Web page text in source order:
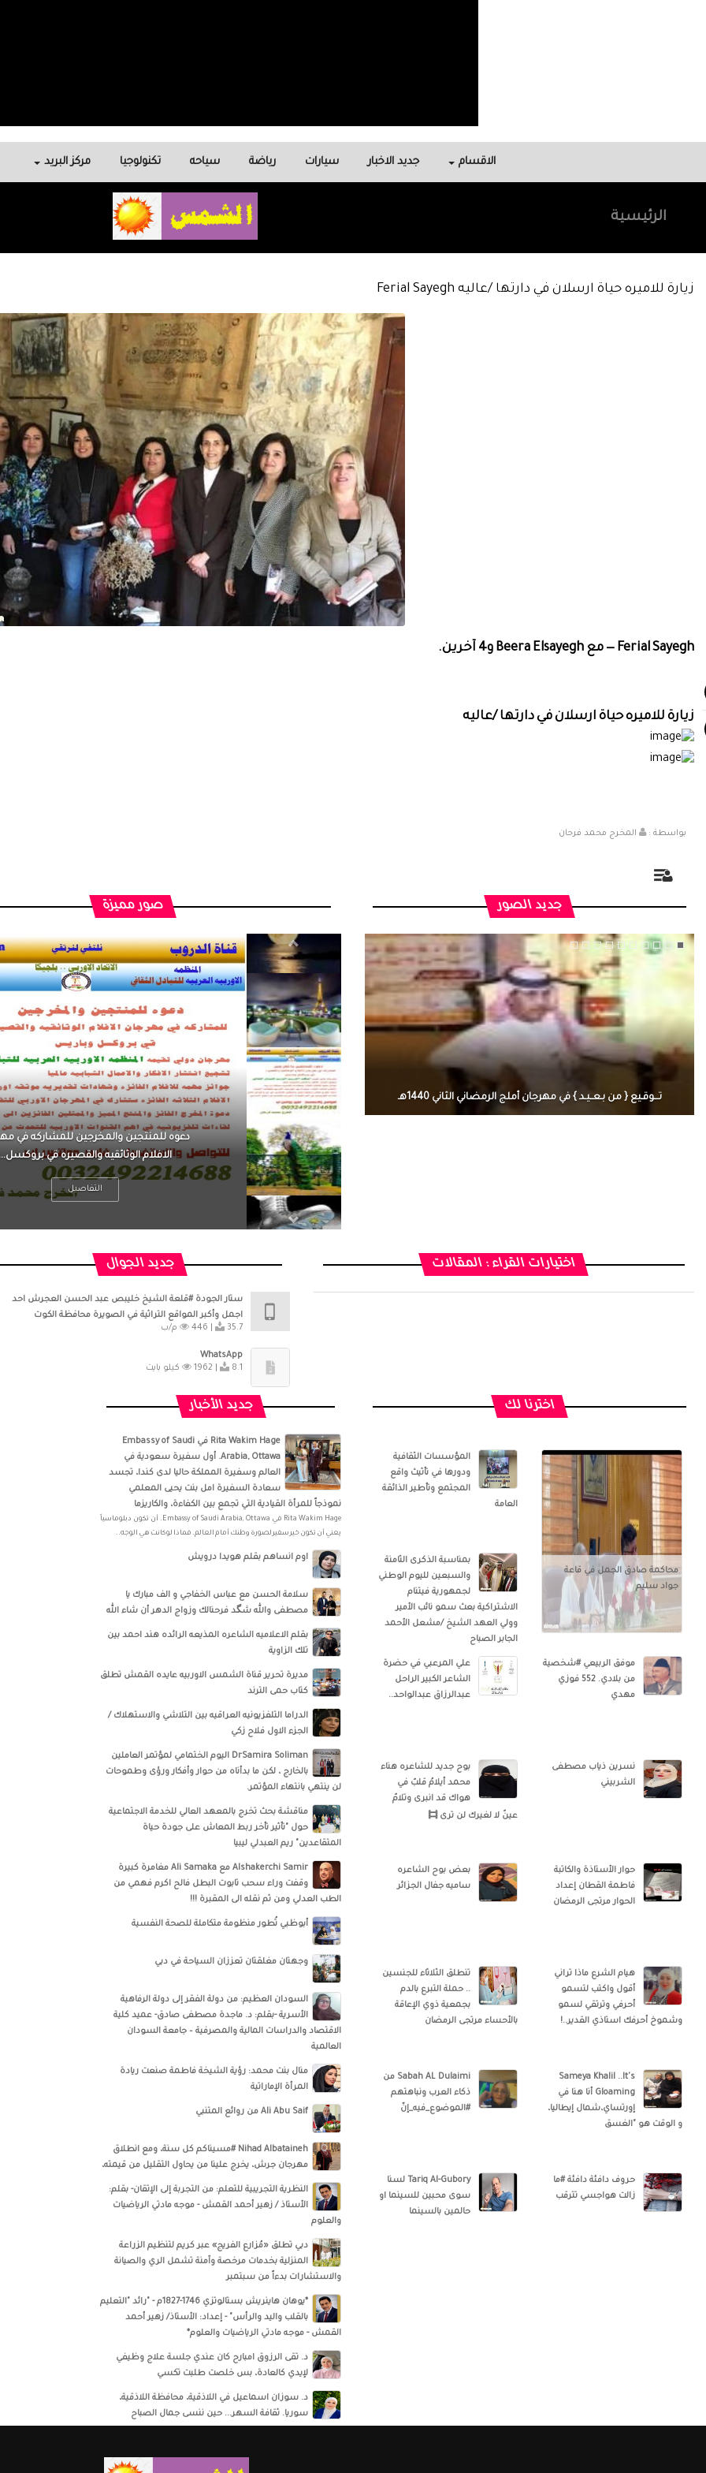
الاقسام جديد الاخبار سيارات رياضة سياحه تكنولوجيا مركز البريد
الرئيسية
زيارة للاميره حياة ارسلان في دارتها /عاليه Ferial Sayegh‎‏
زيارة للاميره حياة ارسلان في دارتها /عاليه
بواسطة : المخرج محمد فرحان
جديد الصور
تـــوقـيع { من بـعــيـد } في مهرجان أملج الرمضاني الثاني 1440هـ
صور مميزة
دعوه للمنتجين والمخرجين للمشاركه في
الافلام الوثائقيه والقصيره قي
التفاصيل
الرجل العظيم يكون مطمئناً ، يتحرر من القلق ،
بينما الرجل ضيق الأفق فعادة ما يكون متوتراً
اختيارات القراء : المقالات جديد الجوال
ستار الجودة #قلعة الشيخ خليبص عبد الحسن العجرش احد
اجمل وأكبر المواقع التراثية في الصويرة محافظة الكوت
446 |
35.7 م/ب
WhatsApp
1962 |
8.1 كيلو بايت
اخترنا لك
محاكمة صادق الجمل في قاعة
جواد سليم
المؤسسات الثقافية
ودورها في تأثيث واقع
المجتمع وتأطير الذائقة
العامة
بمناسبة الذكرى الثامنة
والسبعين لليوم الوطني
لجمهورية فيتنام
الاشتراكية بعث سمو نائب الأمير
وولي العهد الشيخ /مشعل الأحمد
الجابر الصباح
موفق الربيعي #شخصية
من بلادي. 552 فوزي
مهدي
علي المرعبي في حضرة
الشاعر الكبير الراحل
عبدالرزاق عبدالواحد..
نسرين ذياب مصطفى
الشربيني
بوح جديد للشاعره هناء
محمد أيلامُ قلبٌ في
هواك قد انبرى وتلامٌ
عينٌ لا لغيرك لن ترى
حوار الأستاذة والكاتبة
فاطمة القطان إعداد
الحوار مرتجى الرمضان
بعض بوح الشاعره
ساميه جفال الجزائر
هيام الشرع ماذا تراني
أقول واكتب لتسمو
أحرفي وترتقي لسمو
وشموخ أحرفك استاذي القدير..!
تنطلق الثلاثاء للجنسين
.. حملة التبرع بالدم
بجمعية ذوي الإعاقة
بالأحساء مرتجى الرمضان
Sameya Khalil ..It's
Gloaming أنا هنا في
إورتساي،شمال إيطاليا،
و الوقت هو "الغسق
Sabah AL Dulaimi من
ذكاء العرب ونباهتهم
#الموضوع_فيه_إنّ
حروف دافئة دافئة #ما
زالت هواجسي تترقب
Tariq Al-Gubory‎‏ لسنا
سوى محبين للسينما او
حالمين بالسينما
جديد الأخبار
‏‎Rita Wakim Hage‎‏ في ‏‎Embassy of Saudi
Arabia, Ottawa‎‏. أول سفيرة سعودية في
العالم وسفيرة المملكة حاليا لدى كندا، تجسد
سعادة السفيرة امل بنت يحيى المعلمي
نموذجاً للمرأة القيادية التي تجمع بين الكفاءة، والكاريزما
‏‎Rita Wakim Hage‎‏ في ‏‎Embassy of Saudi Arabia, Ottawa‎‏. أن تكون دبلوماسياً
يعني أن تكون خير سفير لصورة وطنك أمام العالم. فماذا لو كانت هي الوجه..
اوم انساهم بقلم هويدا درويش
سلامة الحسن‏ مع ‏عباس الخفاجي‏ و‏ الف مبارك يا
مصطفى والله شگد فرحنالك وزواج الدهر أن شاء الله
بقلم الاعلاميه الشاعره المذيعه الرائده هند احمد بين
تلك الزاوية
مديرة تحرير قناة الشمس الاوربيه عايده القمش تطلق
كتاب حمى الترند
الدراما التلفزيونيه العراقيه بين التلاشي والاستهلاك /
الجزء الاول فلاح زكي
DrSamira Soliman اليوم الختمامي لمؤتمر العاملين
بالخارج ، لكن ما بدأناه من حوار وأفكار ورؤى وطموحات
لن ينتهي بانتهاء المؤتمر.
مناقشة بحث تخرج بالمعهد العالي للخدمة الاجتماعية
حول "تأثير تأخر ربط المعاش على جودة حياة
المتقاعدين" ريم العبدلي ليبيا
‏‎Alshakerchi Samir‎‏ مع ‏‎Ali Samaka‎‏ مغامرة كبيرة
وقفت وراء سحب تابوت البطل فالح اكرم فهمي من
الطب العدلي ومن ثم نقله الى المقبرة !!!
أبوظبي تُطور منظومة متكاملة للصحة النفسية
وجهتان مغلقتان تعززان السياحة في دبي
السودان العظيم: من دولة الفقر إلى دولة الرفاهية
الأسرية -بقلم: د. ماجدة مصطفى صادق- عميد كلية
الاقتصاد والدراسات المالية والمصرفية – جامعة السودان
العالمية
منال بنت محمد: رؤية الشيخة فاطمة صنعت ريادة
المرأة الإماراتية
Ali Abu Saif من روائع المتنبي
Nihad Albataineh #مسيناكم كل سنة، ومع انطلاق
مهرجان جرش، يخرج علينا من يحاول التقليل من قيمته،
النظرية التجريبية للتعلم: من التجربة إلى الإتقان- بقلم:
الأستاذ / زهير أحمد القمش - موجه مادتي الرياضيات
والعلوم
دبي تطلق «مُزارع الفريج» عبر كريم لتنظيم الزراعة
المنزلية بخدمات مرخصة وآمنة تشمل الري والصيانة
والاستشارات بدءاً من سبتمبر
*يوهان هاينريش بستالوتزي 1746-1827م - "رائد "التعليم
بالقلب واليد والرأس" - إعداد: الأستاذ/ زهير أحمد
القمش - موجه مادتي الرياضيات والعلوم*
د. تقى الرزوق امبارح كان عندي جلسة علاج وظيفي
لإيدي كالعادة، بس خلصت طلبت تكسي
د. سوزان اسماعيل‏ في ‏‏اللاذقية‏، ‏محافظة اللاذقية‏،
‏سوريا‏‏. ثقافة السهر... حين ننسى جمال الصباح